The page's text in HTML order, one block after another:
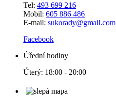
Tel: 493 699 216
Mobil: 605 886 486
E-mail: sukorady@gmail.com
Facebook
Úřední hodiny
Úterý: 18:00 - 20:00